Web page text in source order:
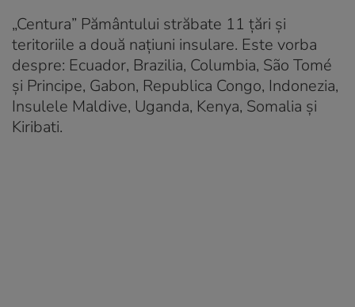
„Centura” Pământului străbate 11 țări și
teritoriile a două națiuni insulare. Este vorba
despre: Ecuador, Brazilia, Columbia, São Tomé
și Principe, Gabon, Republica Congo, Indonezia,
Insulele Maldive, Uganda, Kenya, Somalia și
Kiribati.